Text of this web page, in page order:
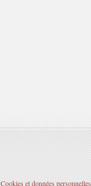
Cookies et données personnelles